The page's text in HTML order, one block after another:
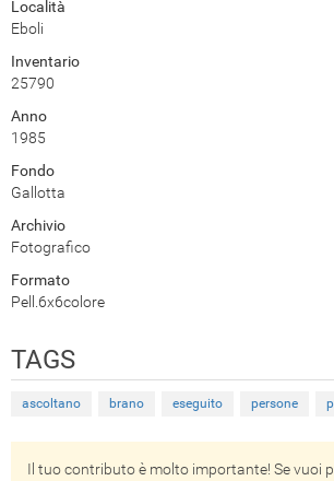
Località
Eboli
Inventario
25790
Anno
1985
Fondo
Gallotta
Archivio
Fotografico
Formato
Pell.6x6colore
TAGS
ascoltano brano eseguito persone
Il tuo contributo è molto importante! Se vuoi